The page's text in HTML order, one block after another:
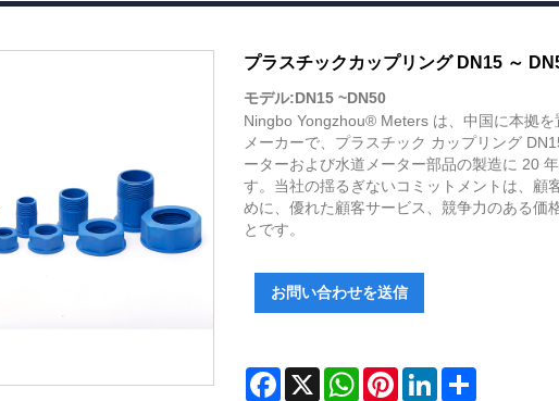
プラスチックカップリング DN15 ～
モデル:DN15 ~DN50
Ningbo Yongzhou® Meters は、中国に本拠
メーカーで、プラスチック カップリング
ーターおよび水道メーター部品の製造に 20
す。当社の揺るぎないコミットメントは、顧
めに、優れた顧客サービス、競争力のある価
とです。
お問い合わせを送信
Facebook
X WhatsAppPinterestLinkedInShare